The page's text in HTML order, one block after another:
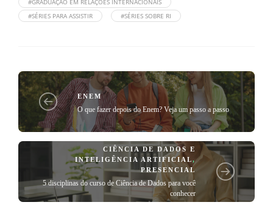
#SÉRIES PARA ASSISTIR
#SÉRIES SOBRE RI
ENEM
O que fazer depois do Enem? Veja um passo a passo
CIÊNCIA DE DADOS E
INTELIGÊNCIA ARTIFICIAL,
PRESENCIAL
5 disciplinas do curso de Ciência de Dados para você
conhecer